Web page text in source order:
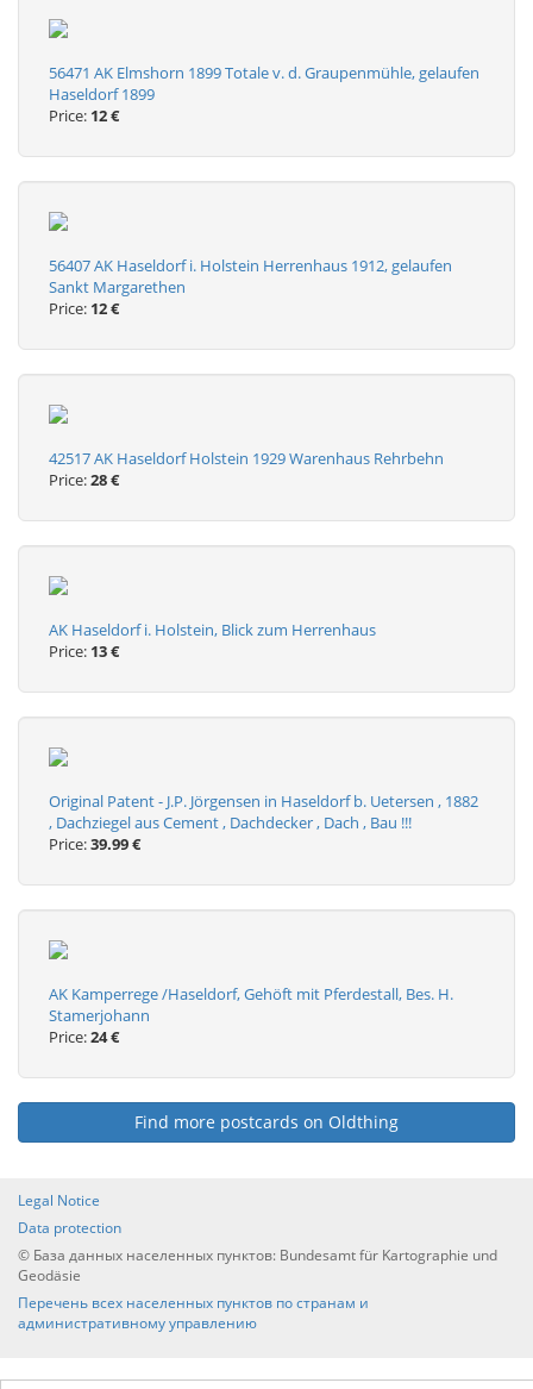
56471 AK Elmshorn 1899 Totale v. d. Graupenmühle, gelaufen
Haseldorf 1899
Price: 12 €
56407 AK Haseldorf i. Holstein Herrenhaus 1912, gelaufen
Sankt Margarethen
Price: 12 €
42517 AK Haseldorf Holstein 1929 Warenhaus Rehrbehn
Price:28 €
AK Haseldorf i. Holstein, Blick zum Herrenhaus
Price: 13 €
Original Patent - J.P. Jörgensen in Haseldorf b. Uetersen , 1882
, Dachziegel aus Cement , Dachdecker , Dach , Bau !!!
Price:39.99 €
AK Kamperrege /Haseldorf, Gehöft mit Pferdestall, Bes. H.
Stamerjohann
Price:24 €
Find more postcards on Oldthing
Legal Notice
Data protection
© База данных населенных пунктов: Bundesamt für Kartographie und
Geodäsie
Перечень всех населенных пунктов по странам и
административному управлению